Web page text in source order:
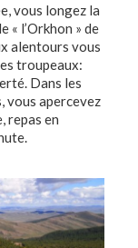
vous longez la
« l’Orkhon » de
alentours vous
troupeaux:
Dans les
vous apercevez
repas en